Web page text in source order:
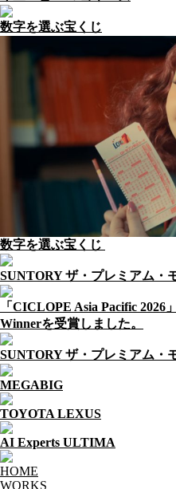
数字を選ぶ宝くじ
数字を選ぶ宝くじ
SUNTORY ザ・プレミアム・
「CICLOPE Asia Pacific
Winnerを受賞しました。
SUNTORY ザ・プレミアム・
MEGABIG
TOYOTA LEXUS
AI Experts ULTIMA
HOME
WORKS